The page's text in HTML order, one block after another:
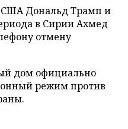
США Дональд Трамп и
в Сирии Ахмед
отмену
дом официально
режим против